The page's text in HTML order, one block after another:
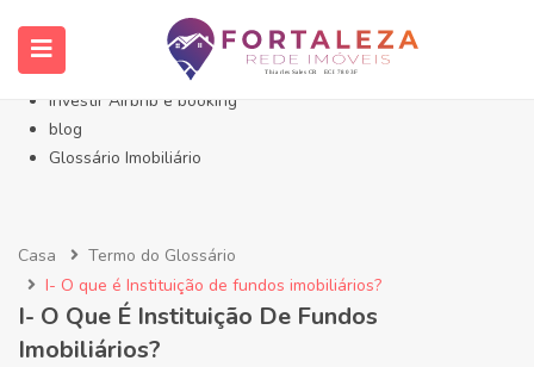
Início- Imóveis Fortaleza Eusébio
Imóveis em Fortaleza
Imóveis no Eusébio
Investir Airbnb e booking
blog
Glossário Imobiliário
Casa
Termo do Glossário
I- O que é Instituição de fundos imobiliários?
I- O Que É Instituição De Fundos
Imobiliários?